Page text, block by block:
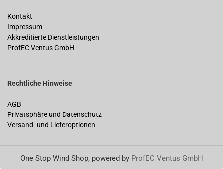
Kontakt
Impressum
Akkreditierte Dienstleistungen
ProfEC Ventus GmbH
Rechtliche Hinweise
AGB
Privatsphäre und Datenschutz
Versand- und Lieferoptionen
One Stop Wind Shop, powered by ProfEC Ventus GmbH